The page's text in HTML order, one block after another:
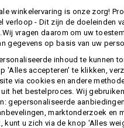
winkelervaring is onze zorg!
verloop - Dit zijn de doeleinden
vragen daarom om uw
gegevens op basis van uw
inhoud te kunnen
'Alles accepteren' te klikken,
via cookies en andere
het bestelproces. Wij
gepersonaliseerde
marktonderzoek en
kunt u zich via de knop 'Alles